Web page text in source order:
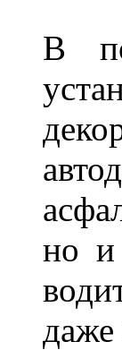
В
но и